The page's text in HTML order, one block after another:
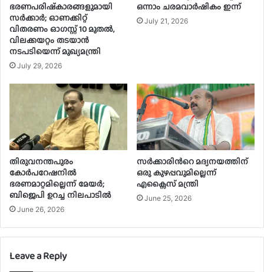
ഭരണപരിഷ്‌കാരങ്ങളുമായി
സർക്കാർ; ഓണക്കിറ്റ്
വിതരണം ഓഗസ്റ്റ് 10 മുതൽ,
വിലക്കയറ്റം തടയാൻ
നടപടിയെന്ന് മുഖ്യമന്ത്രി
July 29, 2026
ഒന്നാം ചരമവാർഷികം ഇന്ന്
July 21, 2026
തിരുവനന്തപുരം
കോർപറേഷനിൽ
ഭരണമാറ്റമില്ലെന്ന് മേയർ;
ബിജെപി ഉറച്ച നിലപാടിൽ
June 26, 2026
സർക്കാരിന്‍റെ മദ്യനയത്തിന്
ഒരു കുഴപ്പവുമില്ലെന്ന്
എക്സൈസ് മന്ത്രി
June 25, 2026
Leave a Reply